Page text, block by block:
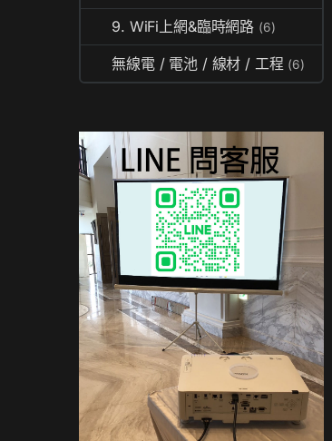
9. WiFi上網&臨時網路 (6)
無線電 / 電池 / 線材 / 工程 (6)